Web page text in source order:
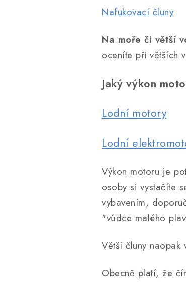
Nafukovací čluny
Na moře či větší
oceníte při větších
Jaký výkon
Lodní motory
Lodní
Výkon motoru je
osoby si vystačíte
vybavením,
"vůdce malého
Větší čluny
Obecně platí, že